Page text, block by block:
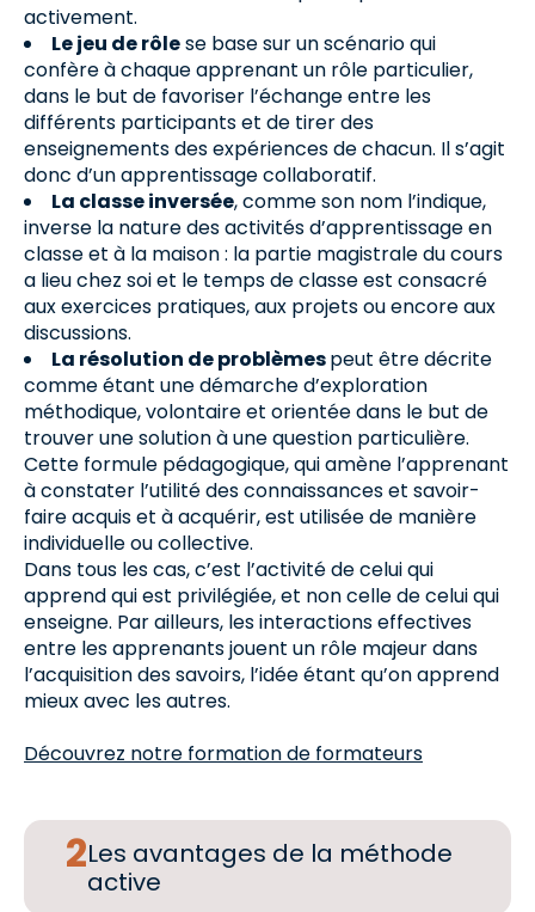
activement.
Le jeu de rôlese base sur un scénario qui
confère à chaque apprenant un rôle particulier,
dans le but de favoriser l’échange entre les
différents participants et de tirer des
enseignements des expériences de chacun. Il s’agit
donc d’un apprentissage collaboratif.
La classe inversée, comme son nom l’indique,
inverse la nature des activités d’apprentissage en
classe et à la maison : la partie magistrale du cours
a lieu chez soi et le temps de classe est consacré
aux exercices pratiques, aux projets ou encore aux
discussions.
La résolution de problèmespeut être décrite
comme étant une démarche d’exploration
méthodique, volontaire et orientée dans le but de
trouver une solution à une question particulière.
Cette formule pédagogique, qui amène l’apprenant
à constater l’utilité des connaissances et savoir-
faire acquis et à acquérir, est utilisée de manière
individuelle ou collective.
Dans tous les cas, c’est l’activité de celui qui
apprend qui est privilégiée, et non celle de celui qui
enseigne. Par ailleurs, les interactions effectives
entre les apprenants jouent un rôle majeur dans
l’acquisition des savoirs, l’idée étant qu’on apprend
mieux avec les autres.
Découvrez notre formation de formateurs
Les avantages de la méthode
active